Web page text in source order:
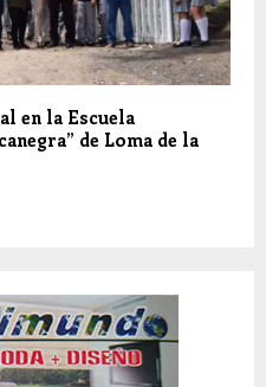
en la Escuela
de Loma de la